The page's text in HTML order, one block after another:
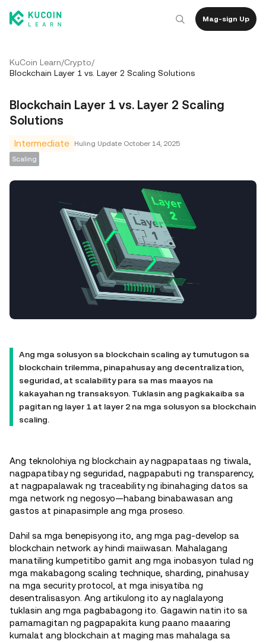
Mag-sign Up
KuCoin Learn/Crypto/
Blockchain Layer 1 vs. Layer 2 Scaling Solutions
Blockchain Layer 1 vs. Layer 2 Scaling
Solutions
Intermediate Huling Update October 14, 2025
Scaling
Ang mga solusyon sa blockchain scaling ay tumutugon sa
blockchain trilemma, pinapahusay ang decentralization,
seguridad, at scalability para sa mas maayos na
kakayahan ng transaksyon. Tuklasin ang pagkakaiba sa
pagitan ng layer 1 at layer 2 na mga solusyon sa blockchain
scaling.
Ang teknolohiya ng blockchain ay nagpapataas ng tiwala,
nagpapatibay ng seguridad, nagpapabuti ng transparency,
at nagpapalawak ng traceability ng ibinahaging datos sa
mga network ng negosyo—habang binabawasan ang
gastos at pinapasimple ang mga proseso.
Dahil sa mga benepisyong ito, ang mga pag-develop sa
blockchain network ay hindi maiiwasan. Mahalagang
manatiling kumpetitibo gamit ang mga inobasyon tulad ng
mga makabagong scaling technique, sharding, pinahusay
na mga security protocol, at mga inisyatiba ng
desentralisasyon. Ang artikulong ito ay naglalayong
tuklasin ang mga pagbabagong ito. Gagawin natin ito sa
pamamagitan ng pagpapakita kung paano maaaring
kumalat ang blockchain at maging mas mahalaga sa